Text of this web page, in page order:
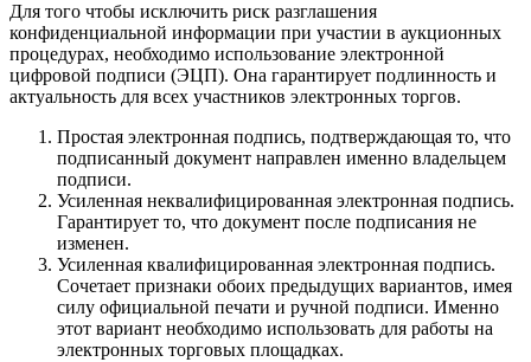
Для того чтобы исключить риск разглашения
конфиденциальной информации при участии в аукционных
процедурах, необходимо использование электронной
цифровой подписи (ЭЦП). Она гарантирует подлинность и
актуальность для всех участников электронных торгов.
Простая электронная подпись, подтверждающая то, что
подписанный документ направлен именно владельцем
подписи.
Усиленная неквалифицированная электронная подпись.
Гарантирует то, что документ после подписания не
изменен.
Усиленная квалифицированная электронная подпись.
Сочетает признаки обоих предыдущих вариантов, имея
силу официальной печати и ручной подписи. Именно
этот вариант необходимо использовать для работы на
электронных торговых площадках.